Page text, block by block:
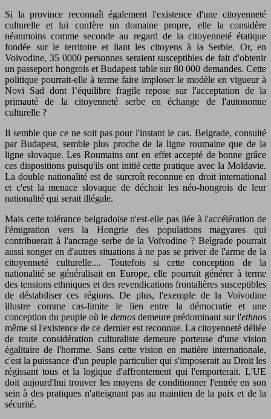
Si la province reconnaît également l'existence d'une citoyenneté
culturelle et lui confère un domaine propre, elle la considère
néanmoins comme seconde au regard de la citoyenneté étatique
fondée sur le territoire et liant les citoyens à la Serbie. Or, en
Voïvodine, 35 0000 personnes seraient susceptibles de fait d'obtenir
un passeport hongrois et Budapest table sur 80 000 demandes. Cette
politique pourrait-elle à terme faire imploser le modèle en vigueur à
Novi Sad dont l’équilibre fragile repose sur l'acceptation de la
primauté de la citoyenneté serbe en échange de l'autonomie
culturelle ?
Il semble que ce ne soit pas pour l'instant le cas. Belgrade, consulté
par Budapest, semble plus proche de la ligne roumaine que de la
ligne slovaque. Les Roumains ont en effet accepté de bonne grâce
ces dispositions puisqu'ils ont initié cette pratique avec la Moldavie.
La double nationalité est de surcroît reconnue en droit international
et c'est la menace slovaque de déchoir les néo-hongrois de leur
nationalité qui serait illégale.
Mais cette tolérance belgradoise n'est-elle pas liée à l'accélération de
l'émigration vers la Hongrie des populations magyares qui
contribuerait à l'ancrage serbe de la Voïvodine ? Belgrade pourrait
aussi songer en d'autres situations à ne pas se priver de l'arme de la
citoyenneté culturelle.... Toutefois si cette conception de la
nationalité se généralisait en Europe, elle pourrait générer à terme
des tensions ethniques et des revendications frontalières susceptibles
de déstabiliser ces régions. De plus, l'exemple de la Voïvodine
illustre comme cas-limite le lien entre la démocratie et une
conception du peuple où le demosdemeure prédominant sur l'ethnos
même si l'existence de ce dernier est reconnue. La citoyenneté déliée
de toute considération culturaliste demeure porteuse d'une vision
égalitaire de l'homme. Sans cette vision en matière internationale,
c'est la puissance d'un peuple particulier qui s'imposerait au Droit les
régissant tous et la logique d'affrontement qui l'emporterait. L'UE
doit aujourd'hui trouver les moyens de conditionner l'entrée en son
sein à des pratiques n'atteignant pas au maintien de la paix et de la
sécurité.